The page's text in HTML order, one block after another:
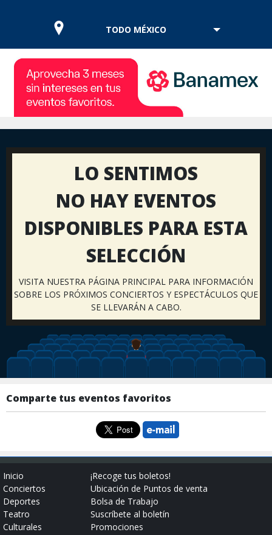
TODO MÉXICO
LO SENTIMOS
NO HAY EVENTOS
DISPONIBLES PARA ESTA
SELECCIÓN
VISITA NUESTRA PÁGINA PRINCIPAL PARA INFORMACIÓN
SOBRE LOS PRÓXIMOS CONCIERTOS Y ESPECTÁCULOS QUE
SE LLEVARÁN A CABO.
Comparte tus eventos favoritos
Inicio
Conciertos
Deportes
Teatro
Culturales
¡Recoge tus boletos!
Ubicación de Puntos de venta
Bolsa de Trabajo
Suscríbete al boletín
Promociones